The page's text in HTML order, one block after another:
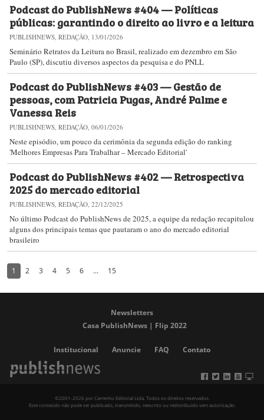
Podcast do PublishNews #404 — Políticas
públicas: garantindo o direito ao livro e a leitura
PUBLISHNEWS, REDAÇÃO, 13/01/2026
Seminário Retratos da Leitura no Brasil​, realizado em dezembro em São
Paulo (SP), discutiu diversos aspectos da pesquisa e do PNLL
Podcast do PublishNews #403 — Gestão de
pessoas, com Patricia Pugas, André Palme e
Vanessa Reis
PUBLISHNEWS, REDAÇÃO, 06/01/2026
Neste episódio, um pouco da cerimônia da segunda edição do ranking
'Melhores Empresas Para Trabalhar – Mercado Editorial'
Podcast do PublishNews #402 — Retrospectiva
2025 do mercado editorial
PUBLISHNEWS, REDAÇÃO, 22/12/2025
​No último Podcast do PublishNews de 2025, a equipe da redação recapitulou
alguns dos principais temas que pautaram o ano do mercado editorial
brasileiro
1 2 3 4 5 6 ... 15
Newsletters
Casa PublishNews | Flip 2022
Institucional Anuncie FAQ Contato
©2001-2026 por Carrenho Editorial Ltda. Todos os direitos reservados.
Este conteúdo não pode ser publicado, transmitido, reescrito ou redistribuído sem autorização.